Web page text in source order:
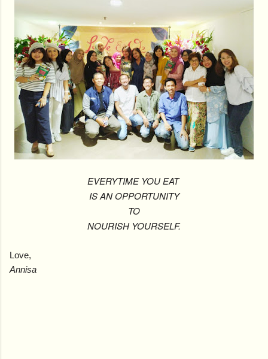
EVERYTIME YOU EAT
IS AN OPPORTUNITY
TO
NOURISH YOURSELF.
Love,
Annisa